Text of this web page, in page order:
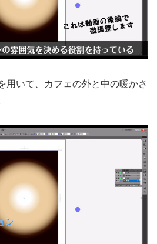
用いて、カフェの外と中の暖かさ